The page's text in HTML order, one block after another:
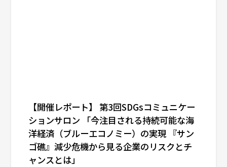
【開催レポート】 第3回SDGsコミュニケー
ションサロン 「今注目される持続可能な海
洋経済（ブルーエコノミー）の実現 『サン
ゴ礁』減少危機から見る企業のリスクとチ
ャンスとは」